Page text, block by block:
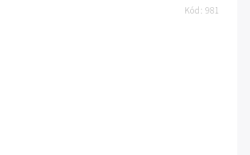
Kód: 981